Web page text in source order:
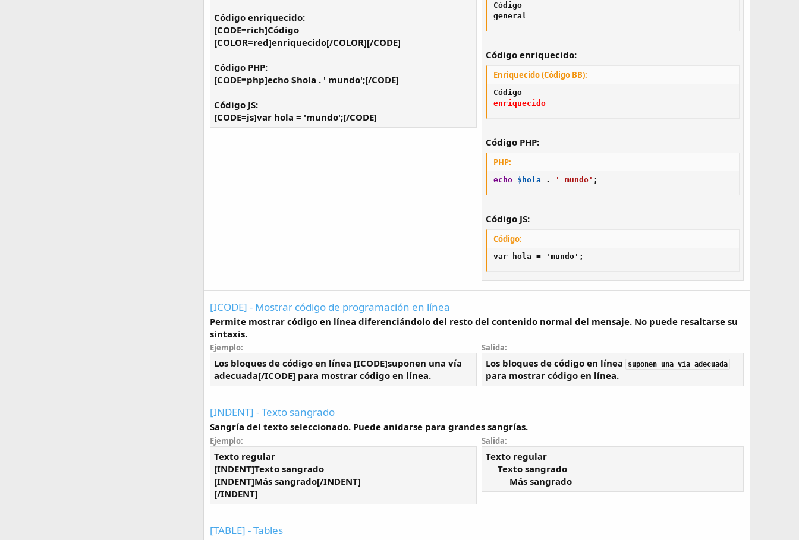
Código enriquecido:
[CODE=rich]Código
[COLOR=red]enriquecido[/COLOR][/CODE]
Código PHP:
[CODE=php]echo $hola . ' mundo';[/CODE]
Código JS:
[CODE=js]var hola = 'mundo';[/CODE]
Código
general
Código enriquecido:
Enriquecido (Código BB):
enriquecido
Código PHP:
PHP:
echo $hola . ' mundo' ;
Código JS:
Código:
var hola = 'mundo';
[ICODE] - Mostrar código de programación en línea
Permite mostrar código en línea diferenciándolo del resto del contenido normal del mensaje. No puede resaltarse su
sintaxis.
Ejemplo:
Los bloques de código en línea [ICODE]suponen una vía
adecuada[/ICODE] para mostrar código en línea.
Salida:
Los bloques de código en línea suponen una vía adecuada
para mostrar código en línea.
[INDENT] - Texto sangrado
Sangría del texto seleccionado. Puede anidarse para grandes sangrías.
Ejemplo:
Texto regular
[INDENT]Texto sangrado
[INDENT]Más sangrado[/INDENT]
[/INDENT]
Salida:
Texto regular
Texto sangrado
Más sangrado​
[TABLE] - Tables